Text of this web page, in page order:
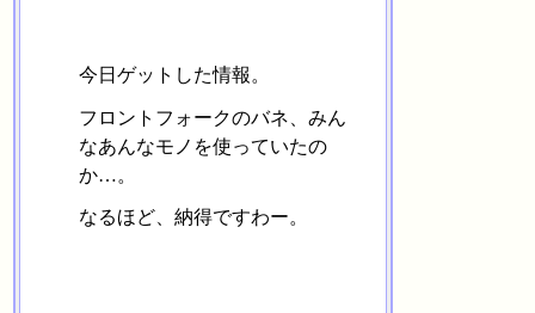
今日ゲットした情報。
フロントフォークのバネ、みん
なあんなモノを使っていたの
か…。
なるほど、納得ですわー。